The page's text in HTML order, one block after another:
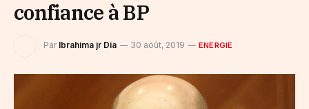
confiance à BP
Par Ibrahima jr Dia 30 août, 2019 ENERGIE